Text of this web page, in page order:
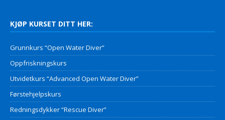
KJØP KURSET DITT HER:
Grunnkurs “Open Water Diver”
Oppfriskningskurs
Utvidetkurs “Advanced Open Water Diver”
Førstehjelpskurs
Redningsdykker “Rescue Diver”